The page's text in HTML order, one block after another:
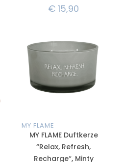
€ 15,90
MY FLAME
MY FLAME Duftkerze
“Relax, Refresh,
Recharge“, Minty